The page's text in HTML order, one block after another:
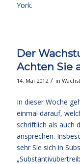
York.
Der
Achten Sie
14. Mai 2012 / in
In dieser Woche
einmal darauf,
schriftlich als auch
ansprechen.
sehr Sie sich in